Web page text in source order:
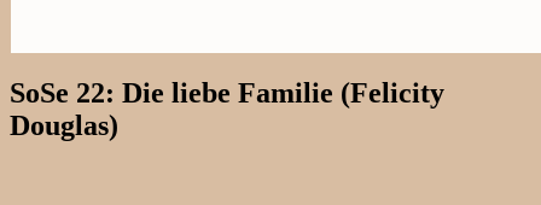
SoSe 22: Die liebe Familie (Felicity
Douglas)